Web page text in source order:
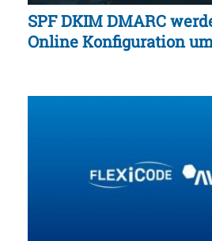
SPF DKIM DMARC
Online Konfiguration